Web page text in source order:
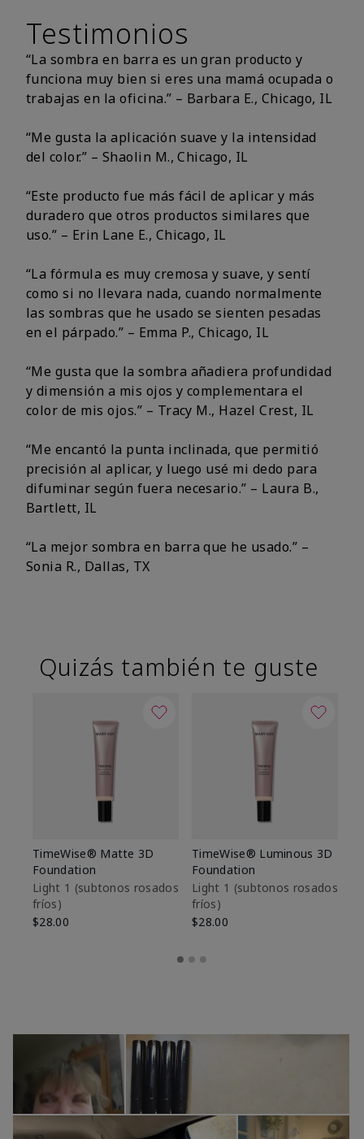
Testimonios
“La sombra en barra es un gran producto y
funciona muy bien si eres una mamá ocupada o
trabajas en la oficina.” – Barbara E., Chicago, IL
“Me gusta la aplicación suave y la intensidad
del color.” – Shaolin M., Chicago, IL
“Este producto fue más fácil de aplicar y más
duradero que otros productos similares que
uso.” – Erin Lane E., Chicago, IL
“La fórmula es muy cremosa y suave, y sentí
como si no llevara nada, cuando normalmente
las sombras que he usado se sienten pesadas
en el párpado.” – Emma P., Chicago, IL
“Me gusta que la sombra añadiera profundidad
y dimensión a mis ojos y complementara el
color de mis ojos.” – Tracy M., Hazel Crest, IL
“Me encantó la punta inclinada, que permitió
precisión al aplicar, y luego usé mi dedo para
difuminar según fuera necesario.” – Laura B.,
Bartlett, IL
“La mejor sombra en barra que he usado.” –
Sonia R., Dallas, TX
Quizás también te guste
TimeWise® Matte 3D
Foundation
Light 1​ (subtonos rosados
fríos)
$28.00
TimeWise® Luminous 3D
Foundation
Light 1​ (subtonos rosados
fríos)
$28.00